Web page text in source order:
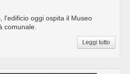
l'edificio oggi ospita il Museo
comunale.
Leggi tutto